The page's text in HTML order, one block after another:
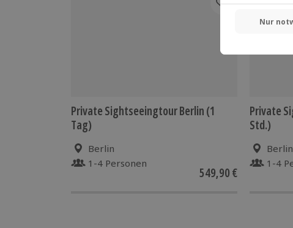
Private Sightseeingtour Berlin (1
Tag)
Berlin
1-4 Personen
549,90 €
Private
Std.)
Berlin
1-4